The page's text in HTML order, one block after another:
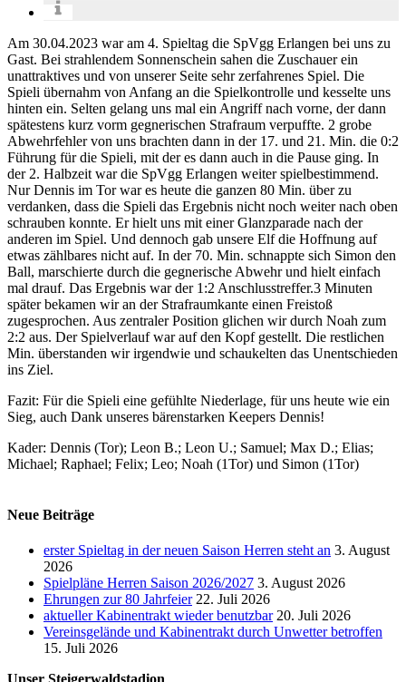
Am 30.04.2023 war am 4. Spieltag die SpVgg Erlangen bei uns zu
Gast. Bei strahlendem Sonnenschein sahen die Zuschauer ein
unattraktives und von unserer Seite sehr zerfahrenes Spiel. Die
Spieli übernahm von Anfang an die Spielkontrolle und kesselte uns
hinten ein. Selten gelang uns mal ein Angriff nach vorne, der dann
spätestens kurz vorm gegnerischen Strafraum verpuffte. 2 grobe
Abwehrfehler von uns brachten dann in der 17. und 21. Min. die 0:2
Führung für die Spieli, mit der es dann auch in die Pause ging. In
der 2. Halbzeit war die SpVgg Erlangen weiter spielbestimmend.
Nur Dennis im Tor war es heute die ganzen 80 Min. über zu
verdanken, dass die Spieli das Ergebnis nicht noch weiter nach oben
schrauben konnte. Er hielt uns mit einer Glanzparade nach der
anderen im Spiel. Und dennoch gab unsere Elf die Hoffnung auf
etwas zählbares nicht auf. In der 70. Min. schnappte sich Simon den
Ball, marschierte durch die gegnerische Abwehr und hielt einfach
mal drauf. Das Ergebnis war der 1:2 Anschlusstreffer.3 Minuten
später bekamen wir an der Strafraumkante einen Freistoß
zugesprochen. Aus zentraler Position glichen wir durch Noah zum
2:2 aus. Der Spielverlauf war auf den Kopf gestellt. Die restlichen
Min. überstanden wir irgendwie und schaukelten das Unentschieden
ins Ziel.
Fazit: Für die Spieli eine gefühlte Niederlage, für uns heute wie ein
Sieg, auch Dank unseres bärenstarken Keepers Dennis!
Kader: Dennis (Tor); Leon B.; Leon U.; Samuel; Max D.; Elias;
Michael; Raphael; Felix; Leo; Noah (1Tor) und Simon (1Tor)
Neue Beiträge
erster Spieltag in der neuen Saison Herren steht an 3. August
2026
Spielpläne Herren Saison 2026/2027 3. August 2026
Ehrungen zur 80 Jahrfeier 22. Juli 2026
aktueller Kabinentrakt wieder benutzbar 20. Juli 2026
Vereinsgelände und Kabinentrakt durch Unwetter betroffen
15. Juli 2026
Unser Steigerwaldstadion